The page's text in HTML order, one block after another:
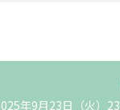
年9月23日（火）